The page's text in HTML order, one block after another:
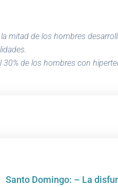
mitad de los hombres
30% de los hombres con
Santo Domingo: – La